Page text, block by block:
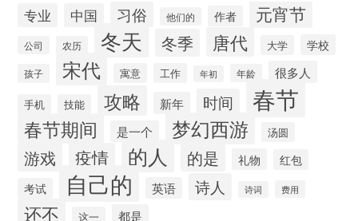
专业 中国 习俗 他们的 作者 元宵节
公司 农历 冬天 冬季 唐代 大学 学校
孩子 宋代 寓意 工作 年初 年龄 很多人
手机 技能 攻略 新年 时间 春节
春节期间 是一个 梦幻西游 汤圆
游戏 疫情 的人 的是 礼物
红包
考试
自己的 英语 诗人 诗词 费用
还不 这一 都是